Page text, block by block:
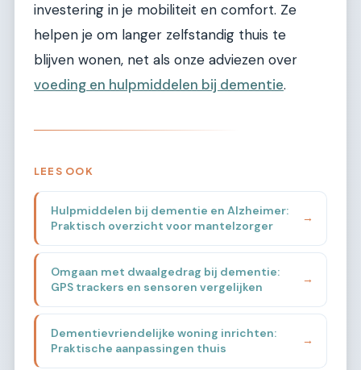
investering in je mobiliteit en comfort. Ze
helpen je om langer zelfstandig thuis te
blijven wonen, net als onze adviezen over
voeding en hulpmiddelen bij dementie.
LEES OOK
Hulpmiddelen bij dementie en Alzheimer:
Praktisch overzicht voor mantelzorger
→
Omgaan met dwaalgedrag bij dementie:
GPS trackers en sensoren vergelijken
→
Dementievriendelijke woning inrichten:
Praktische aanpassingen thuis
→